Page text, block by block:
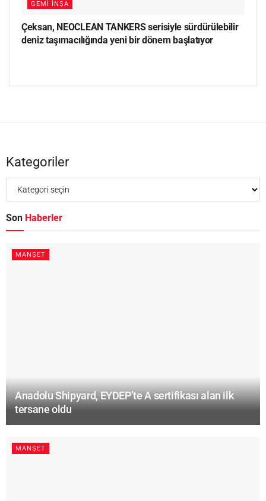
GEMI İNŞA
Çeksan, NEOCLEAN TANKERS serisiyle sürdürülebilir
deniz taşımacılığında yeni bir dönem başlatıyor
Kategoriler
Son Haberler
MANŞET
Anadolu Shipyard, EYDEP’te A sertifikası alan ilk
tersane oldu
MANŞET